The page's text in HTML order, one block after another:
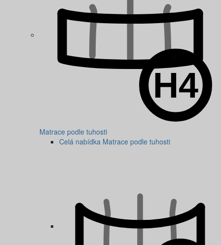
Matrace podle tuhosti
Celá nabídka Matrace podle tuhosti